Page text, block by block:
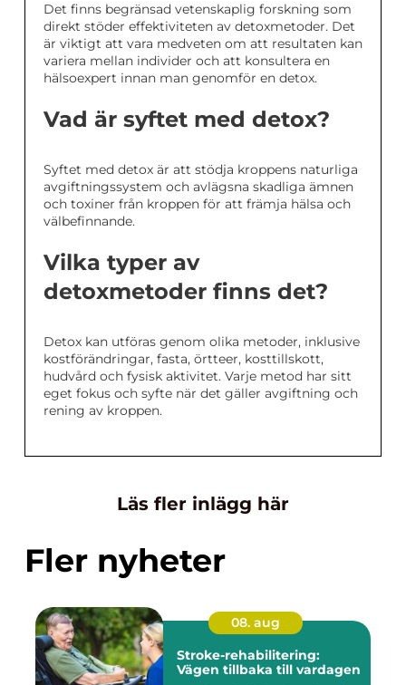
Det finns begränsad vetenskaplig forskning som
direkt stöder effektiviteten av detoxmetoder. Det
är viktigt att vara medveten om att resultaten kan
variera mellan individer och att konsultera en
hälsoexpert innan man genomför en detox.
Vad är syftet med detox?
Syftet med detox är att stödja kroppens naturliga
avgiftningssystem och avlägsna skadliga ämnen
och toxiner från kroppen för att främja hälsa och
välbefinnande.
Vilka typer av
detoxmetoder finns det?
Detox kan utföras genom olika metoder, inklusive
kostförändringar, fasta, örtteer, kosttillskott,
hudvård och fysisk aktivitet. Varje metod har sitt
eget fokus och syfte när det gäller avgiftning och
rening av kroppen.
Läs fler inlägg här
Fler nyheter
08. aug
Stroke-rehabilitering:
Vägen tillbaka till vardagen